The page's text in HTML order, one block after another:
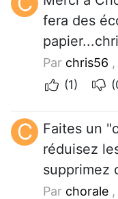
fera des
Par chris56 ,
(1)
C
Faites un
réduisez
supprimez
Par chorale ,